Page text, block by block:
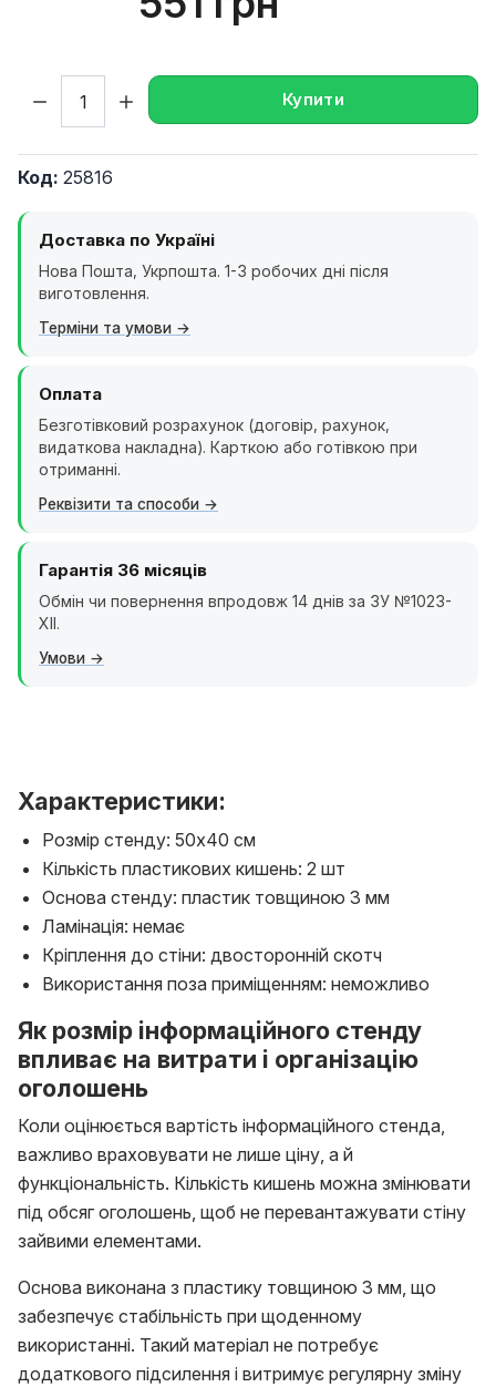
Купити
Код: 25816
Доставка по Україні
Нова Пошта, Укрпошта. 1-3 робочих дні після
виготовлення.
Терміни та умови
Оплата
Безготівковий розрахунок (договір, рахунок,
видаткова накладна). Карткою або готівкою при
отриманні.
Реквізити та способи
Гарантія 36 місяців
Обмін чи повернення впродовж 14 днів за ЗУ №1023-
XII.
Умови
Характеристики:
Розмір стенду: 50х40 см
Кількість пластикових кишень: 2 шт
Основа стенду: пластик товщиною 3 мм
Ламінація: немає
Кріплення до стіни: двосторонній скотч
Використання поза приміщенням: неможливо
Як розмір інформаційного стенду
впливає на витрати і організацію
оголошень
Коли оцінюється вартість інформаційного стенда,
важливо враховувати не лише ціну, а й
функціональність. Кількість кишень можна змінювати
під обсяг оголошень, щоб не перевантажувати стіну
зайвими елементами.
Основа виконана з пластику товщиною 3 мм, що
забезпечує стабільність при щоденному
використанні. Такий матеріал не потребує
додаткового підсилення і витримує регулярну зміну